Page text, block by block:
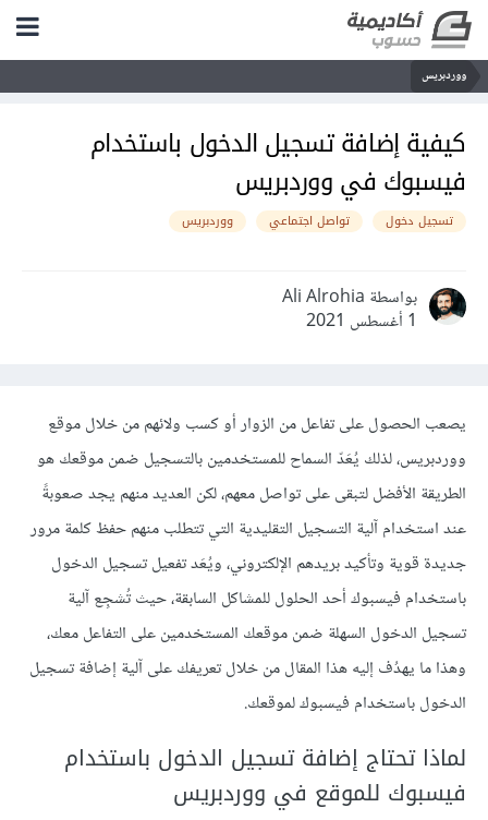
ووردبريس
كيفية إضافة تسجيل الدخول باستخدام
فيسبوك في ووردبريس
تسجيل دخول تواصل اجتماعي ووردبريس
بواسطة Ali Alrohia
1 أغسطس 2021
يصعب الحصول على تفاعل من الزوار أو كسب ولائهم من خلال موقع
ووردبريس، لذلك يُعَدّ السماح للمستخدمين بالتسجيل ضمن موقعك هو
الطريقة الأفضل لتبقى على تواصل معهم، لكن العديد منهم يجد صعوبةً
عند استخدام آلية التسجيل التقليدية التي تتطلب منهم حفظ كلمة مرور
جديدة قوية وتأكيد بريدهم الإلكتروني، ويُعَد تفعيل تسجيل الدخول
باستخدام فيسبوك أحد الحلول للمشاكل السابقة، حيث تُشجِع آلية
تسجيل الدخول السهلة ضمن موقعك المستخدمين على التفاعل معك،
وهذا ما يهدُف إليه هذا المقال من خلال تعريفك على آلية إضافة تسجيل
الدخول باستخدام فيسبوك لموقعك.
لماذا تحتاج إضافة تسجيل الدخول باستخدام
فيسبوك للموقع في ووردبريس